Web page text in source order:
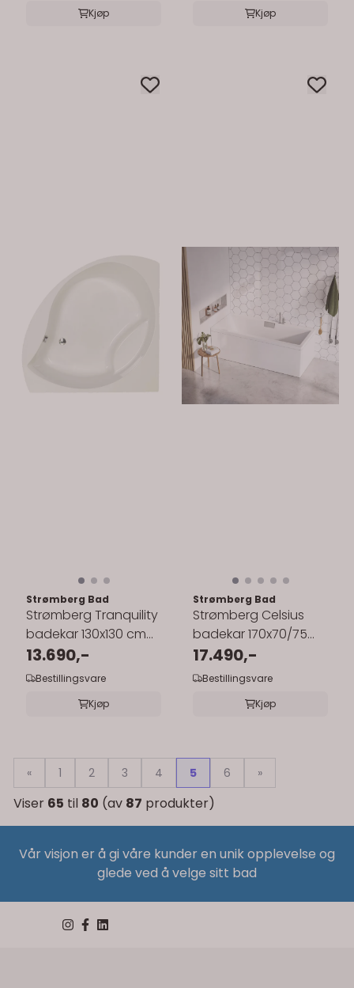
Kjøp
Kjøp
Strømberg Bad
Strømberg Tranquility
badekar 130x130 cm
innebygd/hjørne
13.690,-
Bestillingsvare
Kjøp
Strømberg Bad
Strømberg Celsius
badekar 170x70/75
cm
innebygd/nisje/hjørne
17.490,-
Bestillingsvare
Kjøp
« 1 2 3 4 5 6 »
Viser 65 til 80 (av 87 produkter)
Vår visjon er å gi våre kunder en unik opplevelse og
glede ved å velge sitt bad